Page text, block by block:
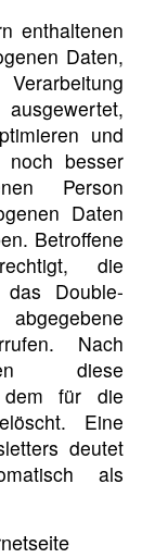
enthaltenen
Daten,
und
noch besser
Person
Daten
Betroffene
die
das Double-
Nach
diese
dem für die
Eine
deutet
als